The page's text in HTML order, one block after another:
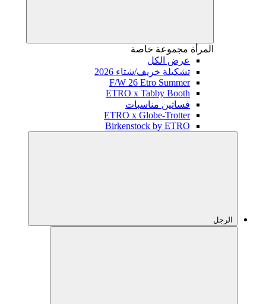
المرأة مجموعة خاصة
عرض الكل
تشكيلة خريف/شتاء 2026
F/W 26 Etro Summer
ETRO x Tabby Booth
فساتين مناسبات
ETRO x Globe-Trotter
Birkenstock by ETRO
الرجل